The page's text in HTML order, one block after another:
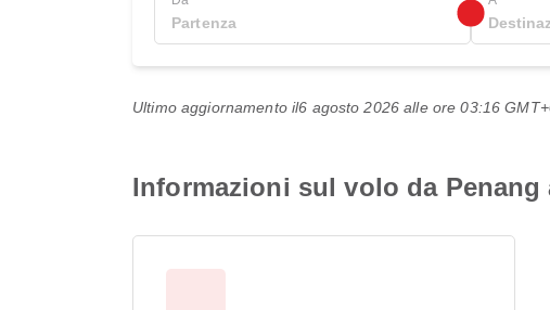
Ultimo aggiornamento il6 agosto 2026 alle ore 03:16
Informazioni sul volo da Penang